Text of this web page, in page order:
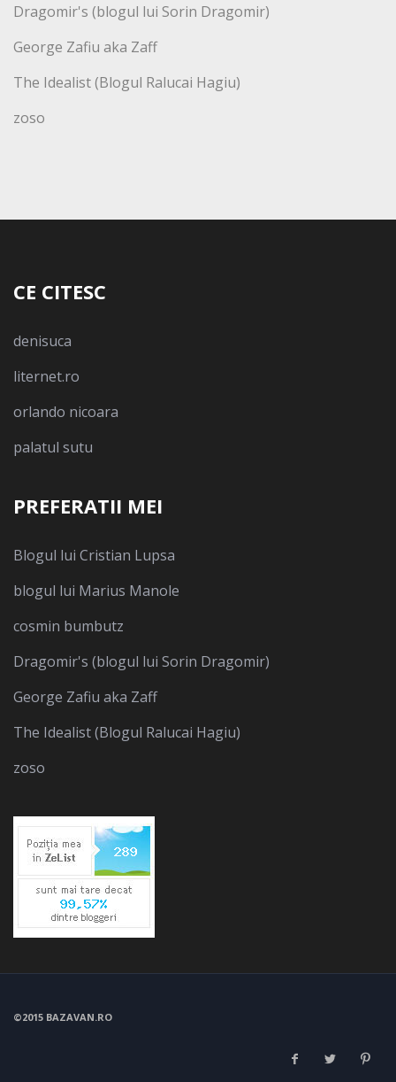
Dragomir's (blogul lui Sorin Dragomir)
George Zafiu aka Zaff
The Idealist (Blogul Ralucai Hagiu)
zoso
CE CITESC
denisuca
liternet.ro
orlando nicoara
palatul sutu
PREFERATII MEI
Blogul lui Cristian Lupsa
blogul lui Marius Manole
cosmin bumbutz
Dragomir's (blogul lui Sorin Dragomir)
George Zafiu aka Zaff
The Idealist (Blogul Ralucai Hagiu)
zoso
©2015 BAZAVAN.RO